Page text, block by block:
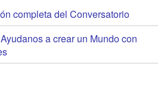
completa del Conversatorio
a crear un Mundo con